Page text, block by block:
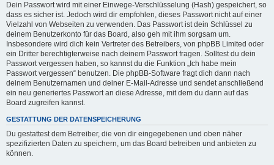
Dein Passwort wird mit einer Einwege-Verschlüsselung (Hash) gespeichert, so
dass es sicher ist. Jedoch wird dir empfohlen, dieses Passwort nicht auf einer
Vielzahl von Webseiten zu verwenden. Das Passwort ist dein Schlüssel zu
deinem Benutzerkonto für das Board, also geh mit ihm sorgsam um.
Insbesondere wird dich kein Vertreter des Betreibers, von phpBB Limited oder
ein Dritter berechtigterweise nach deinem Passwort fragen. Solltest du dein
Passwort vergessen haben, so kannst du die Funktion „Ich habe mein
Passwort vergessen“ benutzen. Die phpBB-Software fragt dich dann nach
deinem Benutzernamen und deiner E-Mail-Adresse und sendet anschließend
ein neu generiertes Passwort an diese Adresse, mit dem du dann auf das
Board zugreifen kannst.
GESTATTUNG DER DATENSPEICHERUNG
Du gestattest dem Betreiber, die von dir eingegebenen und oben näher
spezifizierten Daten zu speichern, um das Board betreiben und anbieten zu
können.